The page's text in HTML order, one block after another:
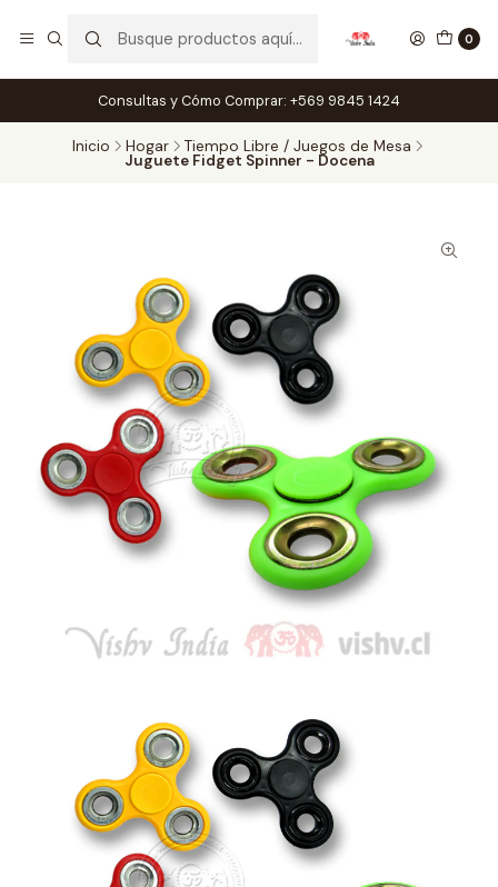
0
Consultas y Cómo Comprar: +569 9845 1424
Inicio Hogar Tiempo Libre / Juegos de Mesa
Juguete Fidget Spinner - Docena